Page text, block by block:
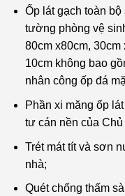
Ốp lát gạch toàn
tường phòng vệ
80cm x80cm,
10cm không bao
nhân công ốp đá
Phần xi măng ốp
tư cán nền của
Trét mát tít và sơn
nhà;
Quét chống thấm